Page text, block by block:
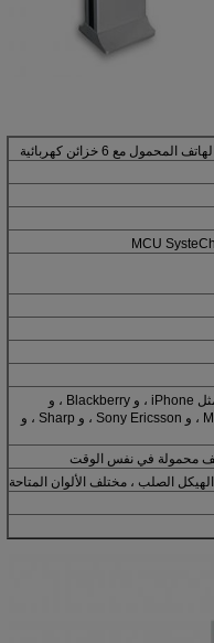
مع 6 خزائن كهربائية
تتوفر مقابس شحن مختلفة ، مثل iPhone ، و Blackberry ، و
Samsung ، و LG ، و Motorola ، و Sony Ericsson ، و Sharp ، و
الهيكل الصلب ، مختلف الألوان المتاحة